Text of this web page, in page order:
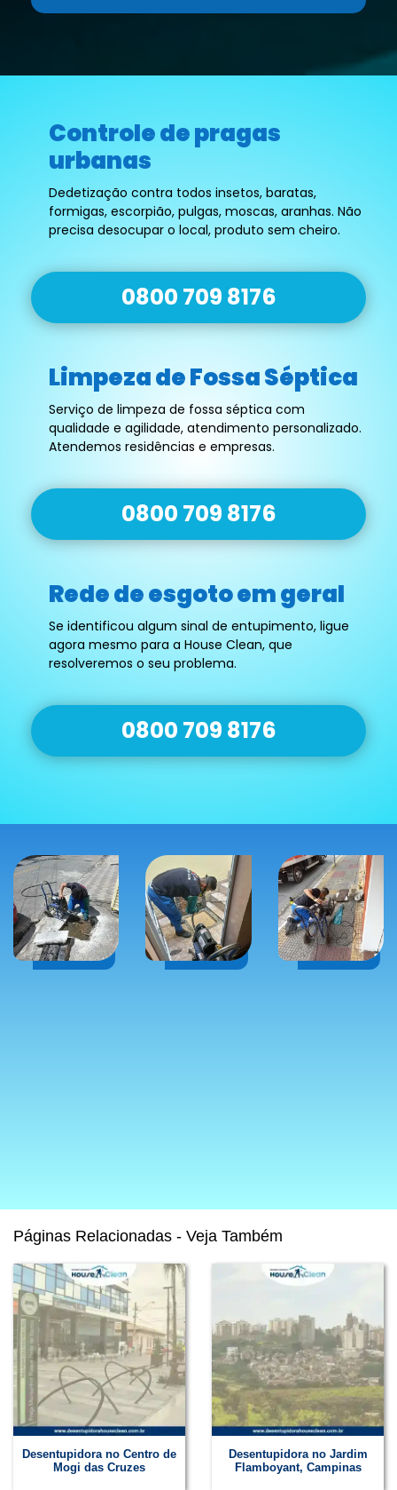
Controle de pragas
urbanas
Dedetização contra todos insetos, baratas,
formigas, escorpião, pulgas, moscas, aranhas. Não
precisa desocupar o local, produto sem cheiro.
0800 709 8176
Limpeza de Fossa Séptica
Serviço de limpeza de fossa séptica com
qualidade e agilidade, atendimento personalizado.
Atendemos residências e empresas.
0800 709 8176
Rede de esgoto em geral
Se identificou algum sinal de entupimento, ligue
agora mesmo para a House Clean, que
resolveremos o seu problema.
0800 709 8176
Páginas Relacionadas - Veja Também
Desentupidora no Centro de
Mogi das Cruzes
Desentupidora no Jardim
Flamboyant, Campinas